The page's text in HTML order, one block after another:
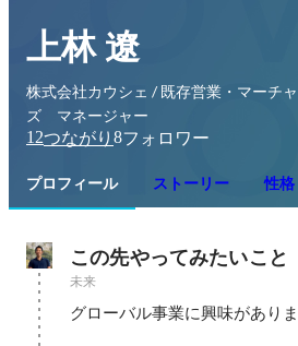
上林 遼
株式会社カウシェ / 既存営業・マーチ
ズ マネージャー
12つながり 8フォロワー
プロフィール ストーリー 性格
この先やってみたいこと
未来
グローバル事業に興味がありま